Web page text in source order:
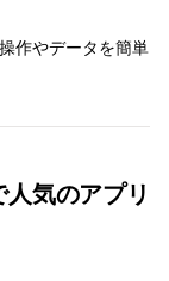
作やデータを簡単
気のアプリ